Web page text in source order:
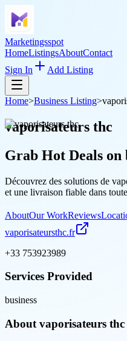
Marketingsspot
HomeListingsAboutContact
Sign In
Add Listing
Home>Business Listing>
vaporisateurs thc
Grab Hot Deals on
Découvrez des solutions de
et une livraison fiable dans
AboutOur WorkReviews
vaporisateursthc.fr
+33 753923989
Services Provided
business
About vaporisateurs thc